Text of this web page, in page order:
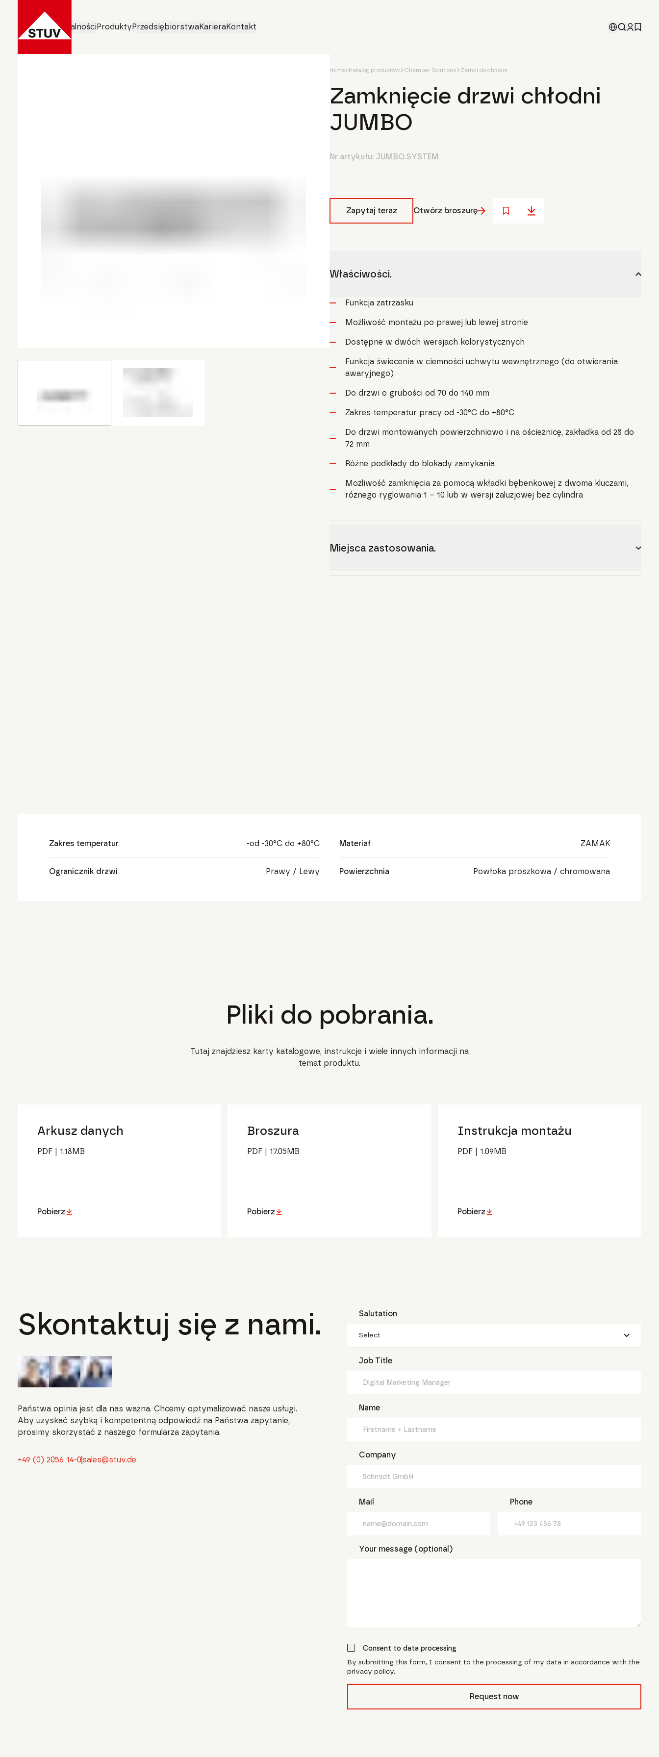
Obszary działalnościProduktyPrzedsiębiorstwaKarieraKontakt
Home Katalog produktów Chamber Solutions Zamki do chłodni
Zamknięcie drzwi chłodni
JUMBO
Nr artykułu: JUMBO.SYSTEM
Zapytaj teraz Otwórz broszurę
Właściwości.
Funkcja zatrzasku
Możliwość montażu po prawej lub lewej stronie
Dostępne w dwóch wersjach kolorystycznych
Funkcja świecenia w ciemności uchwytu wewnętrznego (do otwierania
awaryjnego)
Do drzwi o grubości od 70 do 140 mm
Zakres temperatur pracy od -30°C do +80°C
Do drzwi montowanych powierzchniowo i na ościeżnicę, zakładka od 28 do
72 mm
Różne podkłady do blokady zamykania
Możliwość zamknięcia za pomocą wkładki bębenkowej z dwoma kluczami,
różnego ryglowania 1 – 10 lub w wersji żaluzjowej bez cylindra
Miejsca zastosowania.
Zakres temperatur -od -30°C do +80°C
Ogranicznik drzwi Prawy / Lewy
Materiał ZAMAK
Powierzchnia Powłoka proszkowa / chromowana
Pliki do pobrania.
Tutaj znajdziesz karty katalogowe, instrukcje i wiele innych informacji na
temat produktu.
Arkusz danych
PDF 1.18MB
Pobierz
Broszura
PDF |17.05MB
Pobierz
Instrukcja montażu
PDF| 1.09MB
Pobierz
Skontaktuj się z nami.
Państwa opinia jest dla nas ważna. Chcemy optymalizować nasze usługi.
Aby uzyskać szybką i kompetentną odpowiedź na Państwa zapytanie,
prosimy skorzystać z naszego formularza zapytania.
+49 (0) 2056 14-0 sales@stuv.de
Salutation
Select
Job Title
Name
Company
Mail Phone
Your message (optional)
Consent to data processing
By submitting this form, I consent to the processing of my data in accordance with the
privacy policy.
Request now